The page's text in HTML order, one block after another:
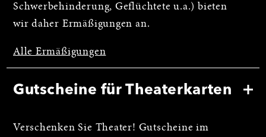
Schwerbehinderung, Geflüchtete u.a.) bieten
wir daher Ermäßigungen an.
Alle Ermäßigungen
Gutscheine für Theaterkarten
Verschenken Sie Theater! Gutscheine im